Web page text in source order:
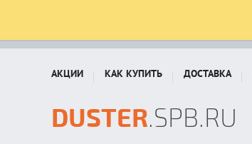
АКЦИИ КАК КУПИТЬ ДОСТАВКА
DUSTER.SPB.RU